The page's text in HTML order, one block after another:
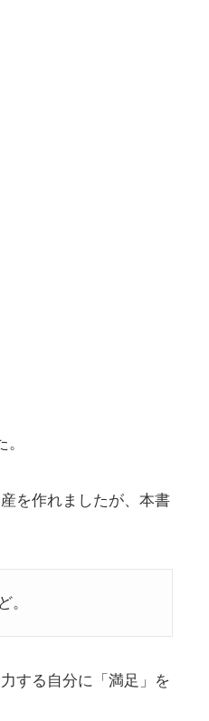
を作れましたが、本書
。
する自分に「満足」を